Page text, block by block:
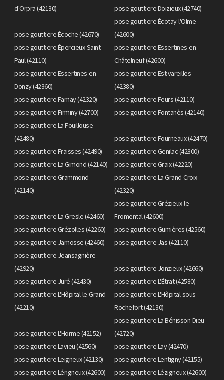
d'Orpra (42130)
pose gouttiere Doizieux (42740)
pose gouttiere Écoche (42670)
pose gouttiere Écotay-l'Olme
(42600)
pose gouttiere Épercieux-Saint-
Paul (42110)
pose gouttiere Essertines-en-
Châtelneuf (42600)
pose gouttiere Essertines-en-
Donzy (42360)
pose gouttiere Estivareilles
(42380)
pose gouttiere Farnay (42320)
pose gouttiere Feurs (42110)
pose gouttiere Firminy (42700)
pose gouttiere Fontanès (42140)
pose gouttiere La Fouillouse
(42480)
pose gouttiere Fourneaux (42470)
pose gouttiere Fraisses (42490)
pose gouttiere Genilac (42800)
pose gouttiere La Gimond (42140)
pose gouttiere Graix (42220)
pose gouttiere Grammond
(42140)
pose gouttiere La Grand-Croix
(42320)
pose gouttiere La Gresle (42460)
pose gouttiere Grézieux-le-
Fromental (42600)
pose gouttiere Grézolles (42260)
pose gouttiere Gumières (42560)
pose gouttiere Jarnosse (42460)
pose gouttiere Jas (42110)
pose gouttiere Jeansagnière
(42920)
pose gouttiere Jonzieux (42660)
pose gouttiere Juré (42430)
pose gouttiere L'Étrat (42580)
pose gouttiere L'Hôpital-le-Grand
(42210)
pose gouttiere L'Hôpital-sous-
Rochefort (42130)
pose gouttiere L'Horme (42152)
pose gouttiere La Bénisson-Dieu
(42720)
pose gouttiere Lavieu (42560)
pose gouttiere Lay (42470)
pose gouttiere Leigneux (42130)
pose gouttiere Lentigny (42155)
pose gouttiere Lérigneux (42600)
pose gouttiere Lézigneux (42600)